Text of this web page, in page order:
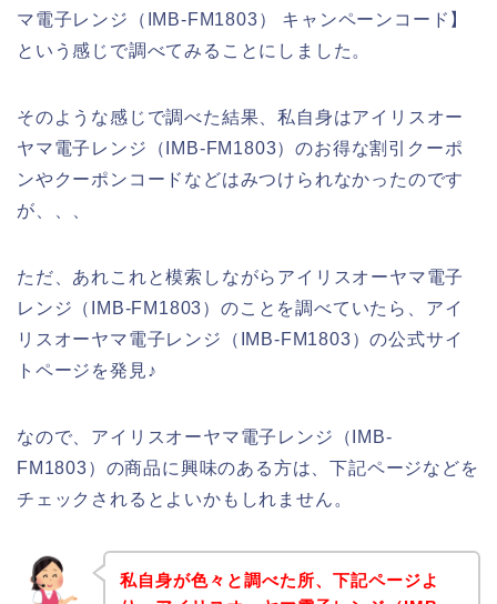
マ電子レンジ（IMB-FM1803） キャンペーンコード】
という感じで調べてみることにしました。
そのような感じで調べた結果、私自身はアイリスオー
ヤマ電子レンジ（IMB-FM1803）のお得な割引クーポ
ンやクーポンコードなどはみつけられなかったのです
が、、、
ただ、あれこれと模索しながらアイリスオーヤマ電子
レンジ（IMB-FM1803）のことを調べていたら、アイ
リスオーヤマ電子レンジ（IMB-FM1803）の公式サイ
トページを発見♪
なので、アイリスオーヤマ電子レンジ（IMB-
FM1803）の商品に興味のある方は、下記ページなどを
チェックされるとよいかもしれません。
私自身が色々と調べた所、下記ページよ